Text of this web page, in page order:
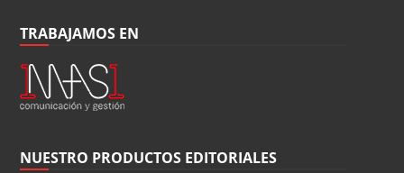
TRABAJAMOS EN
NUESTRO PRODUCTOS EDITORIALES